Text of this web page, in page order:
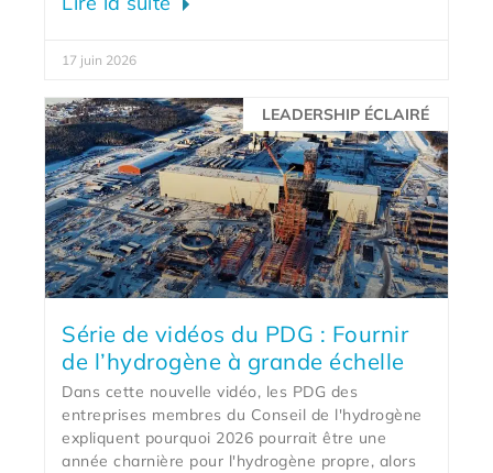
17 juin 2026
LEADERSHIP ÉCLAIRÉ
Série de vidéos du PDG : Fournir
de l’hydrogène à grande échelle
Dans cette nouvelle vidéo, les PDG des
entreprises membres du Conseil de l'hydrogène
expliquent pourquoi 2026 pourrait être une
année charnière pour l'hydrogène propre, alors